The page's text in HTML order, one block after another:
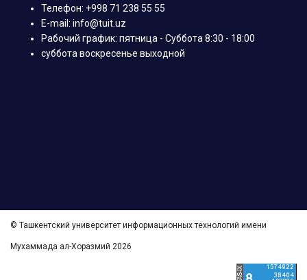
Телефон: +998 71 238 55 55
E-mail: info@tuit.uz
Рабочий график: пятница - Суббота 8:30 - 18:00
суббота воскресенье выходной
© Ташкентский университет информационных технологий имени
Мухаммада ал-Хоразмий 2026